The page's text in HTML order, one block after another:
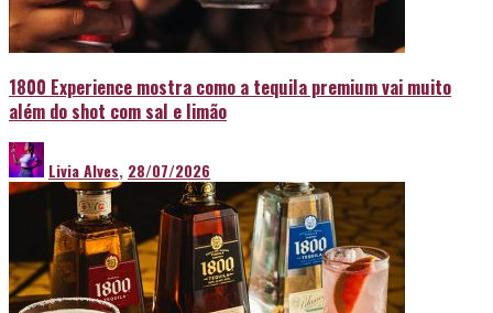
1800 Experience mostra como a tequila premium vai muito
além do shot com sal e limão
Livia Alves, 28/07/2026